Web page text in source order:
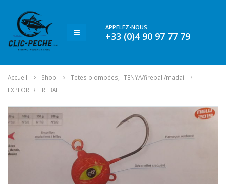
APPELEZ-NOUS
+33 (0)4 90 97 77 79
Accueil Shop Tetes plombées
TENYA/fireball/madai
EXPLORER FIREBALL